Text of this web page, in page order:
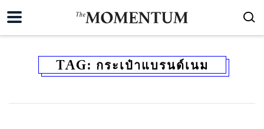
TAG: กระเป๋าแบรนด์เนม